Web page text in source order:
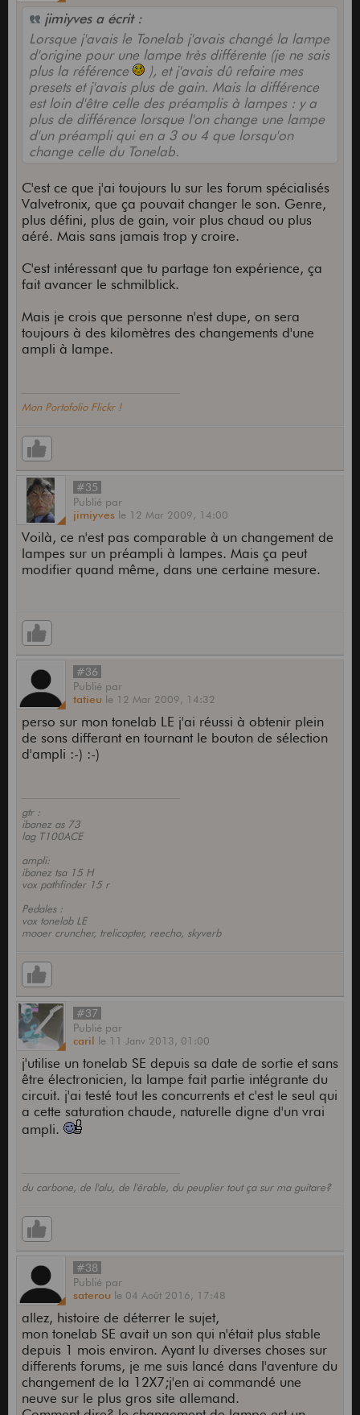
jimiyves a écrit :
Lorsque j'avais le Tonelab j'avais changé la lampe
d'origine pour une lampe très différente (je ne sais
plus la référence
), et j'avais dû refaire mes
presets et j'avais plus de gain. Mais la différence
est loin d'être celle des préamplis à lampes : y a
plus de différence lorsque l'on change une lampe
d'un préampli qui en a 3 ou 4 que lorsqu'on
change celle du Tonelab.
C'est ce que j'ai toujours lu sur les forum spécialisés
Valvetronix, que ça pouvait changer le son. Genre,
plus défini, plus de gain, voir plus chaud ou plus
aéré. Mais sans jamais trop y croire.
C'est intéressant que tu partage ton expérience, ça
fait avancer le schmilblick.
Mais je crois que personne n'est dupe, on sera
toujours à des kilomètres des changements d'une
ampli à lampe.
Mon Portofolio Flickr !
#35
Publié par
jimiyves le 12 Mar 2009, 14:00
Voilà, ce n'est pas comparable à un changement de
lampes sur un préampli à lampes. Mais ça peut
modifier quand même, dans une certaine mesure.
#36
Publié par
tatieu le 12 Mar 2009, 14:32
perso sur mon tonelab LE j'ai réussi à obtenir plein
de sons differant en tournant le bouton de sélection
d'ampli :-) :-)
gtr :
ibanez as 73
lag T100ACE
ampli:
ibanez tsa 15 H
vox pathfinder 15 r
Pedales :
vox tonelab LE
mooer cruncher, trelicopter, reecho, skyverb
#37
Publié par
caril le 11 Janv 2013, 01:00
j'utilise un tonelab SE depuis sa date de sortie et sans
être électronicien, la lampe fait partie intégrante du
circuit. j'ai testé tout les concurrents et c'est le seul qui
a cette saturation chaude, naturelle digne d'un vrai
ampli.
du carbone, de l'alu, de l'érable, du peuplier tout ça sur ma guitare?
#38
Publié par
saterou le 04 Août 2016, 17:48
allez, histoire de déterrer le sujet,
mon tonelab SE avait un son qui n'était plus stable
depuis 1 mois environ. Ayant lu diverses choses sur
differents forums, je me suis lancé dans l'aventure du
changement de la 12X7;j'en ai commandé une
neuve sur le plus gros site allemand.